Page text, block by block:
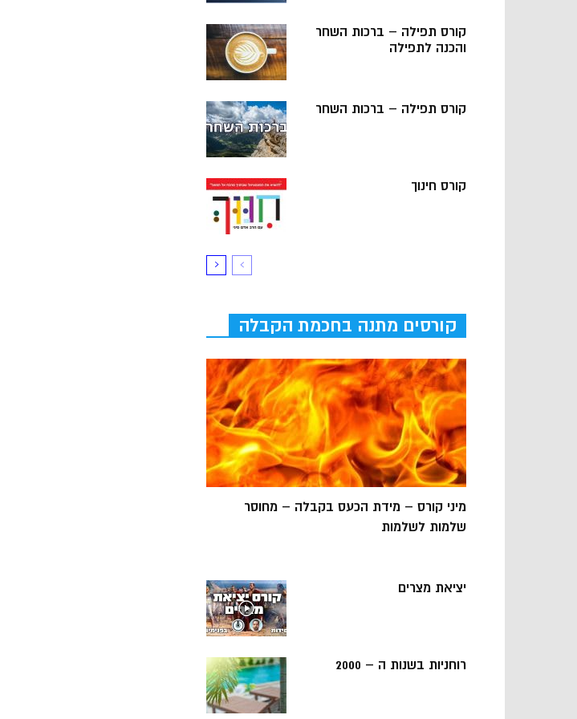
קורס תפילה – ברכות השחר
והכנה לתפילה
קורס תפילה – ברכות השחר
קורס חינוך
קורסים מתנה בחכמת הקבלה
מיני קורס – מידת הכעס בקבלה – מחוסר
שלמות לשלמות
יציאת מצרים
רוחניות בשנות ה – 2000